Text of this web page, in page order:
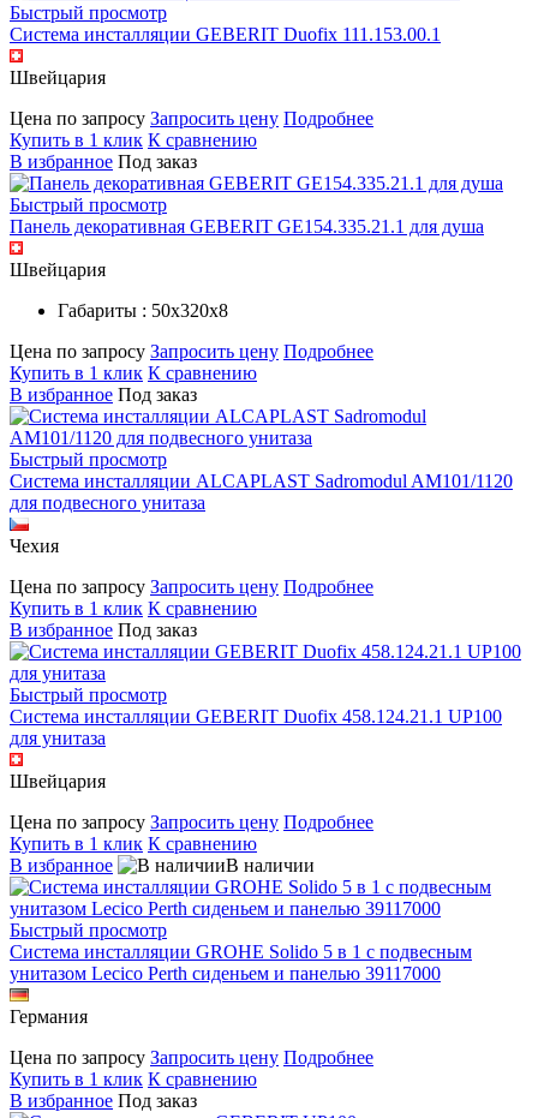
Быстрый просмотр
Система инсталляции GEBERIT Duofix 111.153.00.1
Швейцария
Цена по запросу Запросить цену Подробнее
Купить в 1 клик К сравнению
В избранное Под заказ
Быстрый просмотр
Панель декоративная GEBERIT GE154.335.21.1 для душа
Швейцария
Габариты : 50х320х8
Цена по запросу Запросить цену Подробнее
Купить в 1 клик К сравнению
В избранное Под заказ
Быстрый просмотр
Система инсталляции ALCAPLAST Sadromodul AM101/1120
для подвесного унитаза
Чехия
Цена по запросу Запросить цену Подробнее
Купить в 1 клик К сравнению
В избранное Под заказ
Быстрый просмотр
Система инсталляции GEBERIT Duofix 458.124.21.1 UP100
для унитаза
Швейцария
Цена по запросу Запросить цену Подробнее
Купить в 1 клик К сравнению
В избранное
В наличии
Быстрый просмотр
Система инсталляции GROHE Solido 5 в 1 с подвесным
унитазом Lecico Perth сиденьем и панелью 39117000
Германия
Цена по запросу Запросить цену Подробнее
Купить в 1 клик К сравнению
В избранное Под заказ